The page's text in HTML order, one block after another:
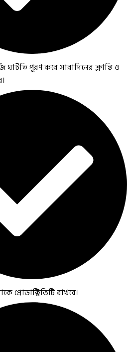
পূরণ করে সারাদিনের ক্লান্তি ও
প্রোডাক্টিভিটি রাখবে।